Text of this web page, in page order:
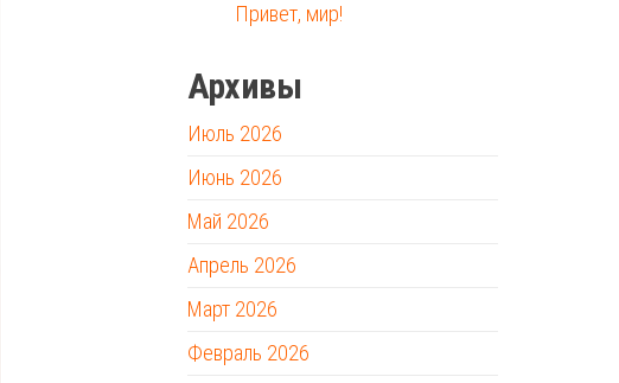
Привет, мир!
Архивы
Июль 2026
Июнь 2026
Май 2026
Апрель 2026
Март 2026
Февраль 2026